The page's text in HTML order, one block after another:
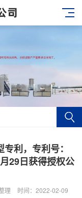
利，专利号：
29日获得授权公
理
时间：2022-02-09